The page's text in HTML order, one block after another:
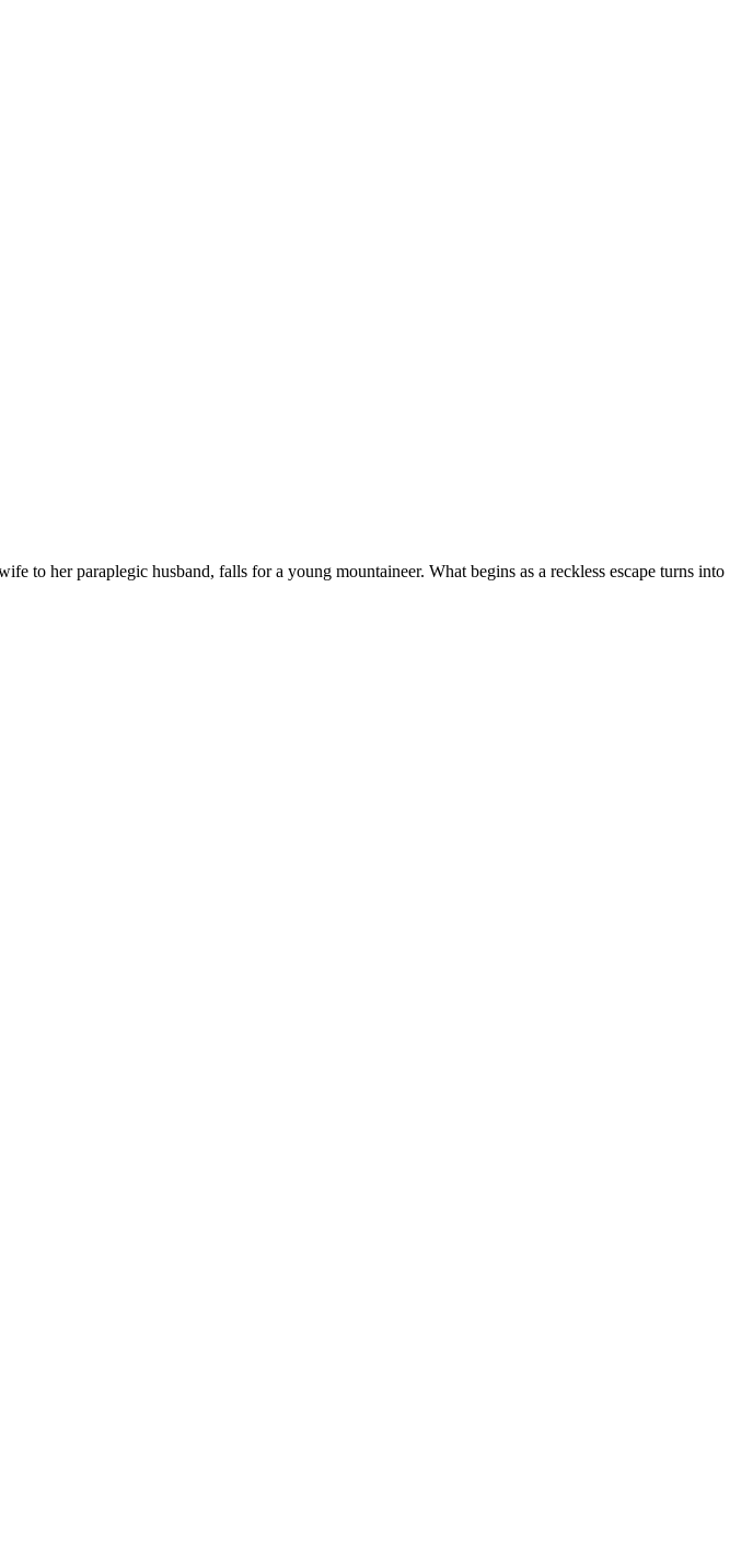
to her paraplegic husband, falls for a young mountaineer. What begins as a reckless escape turns into